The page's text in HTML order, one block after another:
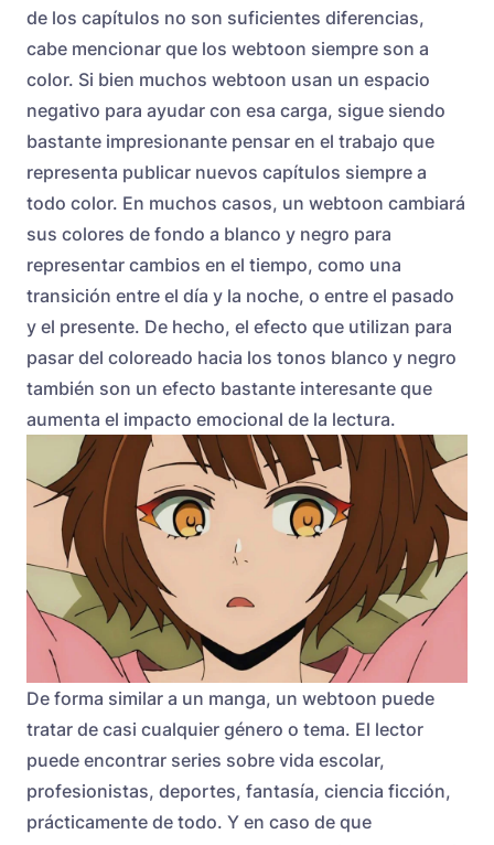
de los capítulos no son suficientes diferencias,
cabe mencionar que los webtoon siempre son a
color. Si bien muchos webtoon usan un espacio
negativo para ayudar con esa carga, sigue siendo
bastante impresionante pensar en el trabajo que
representa publicar nuevos capítulos siempre a
todo color. En muchos casos, un webtoon cambiará
sus colores de fondo a blanco y negro para
representar cambios en el tiempo, como una
transición entre el día y la noche, o entre el pasado
y el presente. De hecho, el efecto que utilizan para
pasar del coloreado hacia los tonos blanco y negro
también son un efecto bastante interesante que
aumenta el impacto emocional de la lectura.
De forma similar a un manga, un webtoon puede
tratar de casi cualquier género o tema. El lector
puede encontrar series sobre vida escolar,
profesionistas, deportes, fantasía, ciencia ficción,
prácticamente de todo. Y en caso de que